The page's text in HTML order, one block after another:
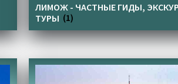
ЛИМОЖ - ЧАСТНЫЕ ГИДЫ,
ТУРЫ (1)